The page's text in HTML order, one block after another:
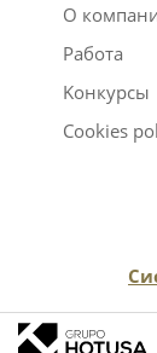
О
Работа
Kонкурсы
Cookies